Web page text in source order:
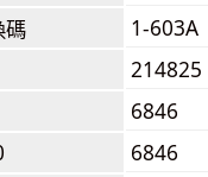
碼
1-603A
214825
6846
6846